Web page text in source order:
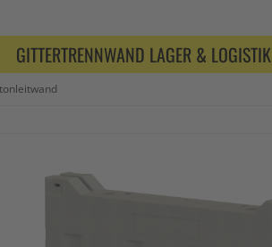
GITTERTRENNWAND LAGER & LOGISTIK